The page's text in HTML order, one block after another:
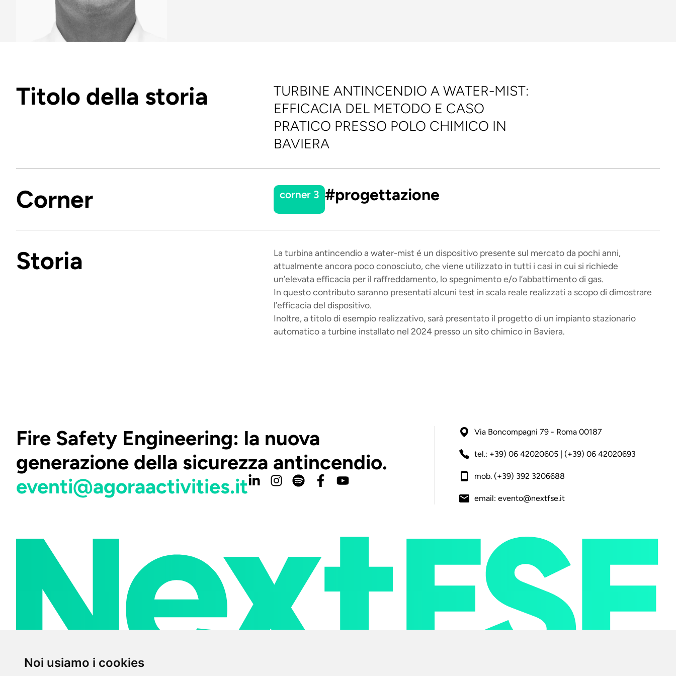
Noi usiamo i cookies
Titolo della storia
TURBINE ANTINCENDIO A WATER-MIST:
EFFICACIA DEL METODO E CASO
PRATICO PRESSO POLO CHIMICO IN
BAVIERA
Corner corner 3 #progettazione
Storia
La turbina antincendio a water-mist é un dispositivo presente sul mercato da pochi anni,
attualmente ancora poco conosciuto, che viene utilizzato in tutti i casi in cui si richiede
un’elevata efficacia per il raffreddamento, lo spegnimento e/o l’abbattimento di gas.
In questo contributo saranno presentati alcuni test in scala reale realizzati a scopo di dimostrare
l’efficacia del dispositivo.
Inoltre, a titolo di esempio realizzativo, sarà presentato il progetto di un impianto stazionario
automatico a turbine installato nel 2024 presso un sito chimico in Baviera.
Fire Safety Engineering: la nuova
generazione della sicurezza antincendio.
eventi@agoraactivities.it
Via Boncompagni 79 - Roma 00187
tel.: +39) 06 42020605 | (+39) 06 42020693
mob. (+39) 392 3206688
email: evento@nextfse.it